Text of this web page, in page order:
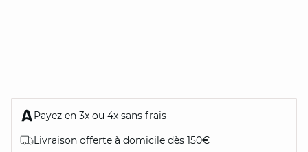
Payez en 3x ou 4x sans frais
Livraison offerte à domicile dès 150€